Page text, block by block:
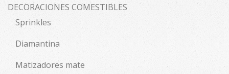
DECORACIONES COMESTIBLES
Sprinkles
Diamantina
Matizadores mate